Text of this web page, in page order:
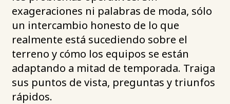
exageraciones ni palabras de moda, sólo
un intercambio honesto de lo que
realmente está sucediendo sobre el
terreno y cómo los equipos se están
adaptando a mitad de temporada. Traiga
sus puntos de vista, preguntas y triunfos
rápidos.